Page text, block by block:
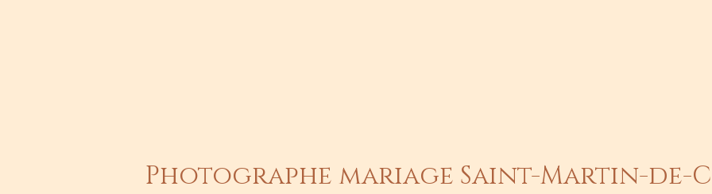
Photographe mariage Saint-Martin-de-